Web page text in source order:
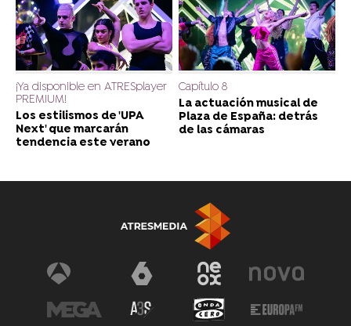
¡Ya disponible en ATRESplayer
PREMIUM!
Los estilismos de 'UPA
Next' que marcarán
tendencia este verano
Capítulo 8
La actuación musical de
Plaza de España: detrás
de las cámaras